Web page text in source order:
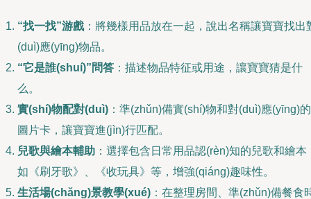
“找一找”游戲：將幾樣用品放在一起，說出名稱讓寶寶找出
(duì)應(yīng)物品。
“它是誰(shuí)”問答 ：描述物品特征或用途，讓寶寶猜是什
么。
實(shí)物配對(duì) ：準(zhǔn)備實(shí)物和對(duì)應(yīng)的
圖片卡，讓寶寶進(jìn)行匹配。
兒歌與繪本輔助 ：選擇包含日常用品認(rèn)知的兒歌和繪本
如《刷牙歌》、《收玩具》等，增強(qiáng)趣味性。
生活場(chǎng)景教學(xué) ：在整理房間、準(zhǔn)備餐食